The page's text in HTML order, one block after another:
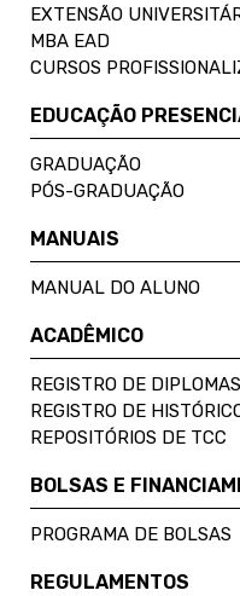
EXTENSÃO
MBA EAD
CURSOS
EDUCAÇÃO
GRADUAÇÃO
PÓS-GRADUAÇÃO
MANUAIS
MANUAL DO ALUNO
ACADÊMICO
REGISTRO DE DIPLOMAS
REGISTRO DE
REPOSITÓRIOS DE TCC
BOLSAS E
PROGRAMA DE BOLSAS
REGULAMENTOS